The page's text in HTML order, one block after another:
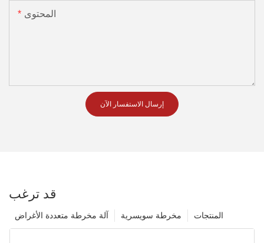
المحتوى
إرسال الاستفسار الآن
قد ترغب
المنتجات مخرطة سويسرية آلة مخرطة متعددة الأغراض